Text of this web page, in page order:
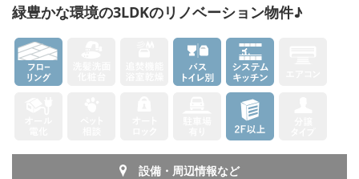
緑豊かな環境の3LDKのリノベーション物件♪
設備・周辺情報など